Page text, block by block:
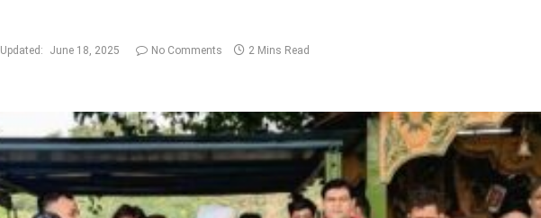
Updated: June 18, 2025 No Comments 2 Mins Read